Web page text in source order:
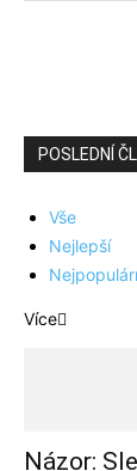
POSLEDNÍ
Vše
Nejlepší
Více
Názor: